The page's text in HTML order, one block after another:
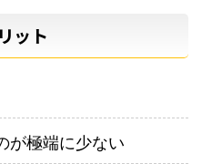
ット
が極端に少ない